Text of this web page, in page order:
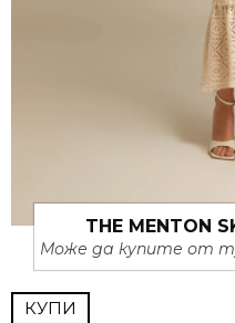
THE MENTON
Може да купите от
КУПИ